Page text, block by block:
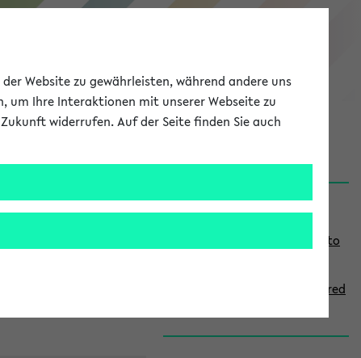
eKVV
S
d
Links
Use the combination search to
How to indicate courses offered
Website zu gewährleisten, während andere uns
um Ihre Interaktionen mit unserer Webseite zu
widerrufen. Auf der Seite finden Sie auch